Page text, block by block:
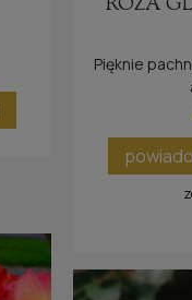
Cena
Pięknie